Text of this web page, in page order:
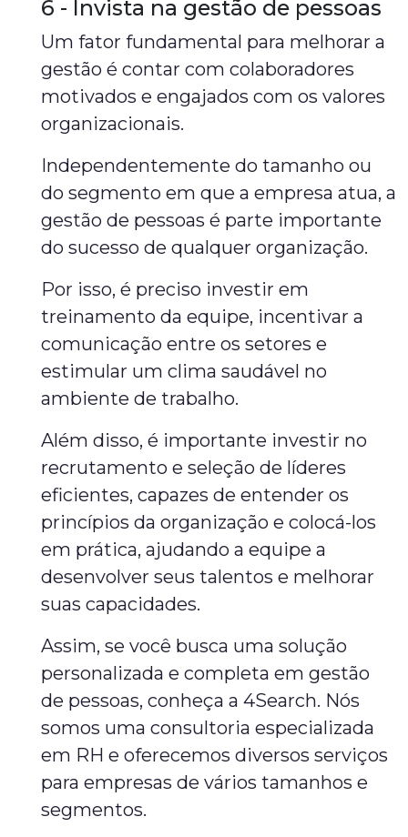
6 - Invista na gestão de pessoas
Um fator fundamental para melhorar a
gestão é contar com colaboradores
motivados e engajados com os valores
organizacionais.
Independentemente do tamanho ou
do segmento em que a empresa atua, a
gestão de pessoas é parte importante
do sucesso de qualquer organização.
Por isso, é preciso investir em
treinamento da equipe, incentivar a
comunicação entre os setores e
estimular um clima saudável no
ambiente de trabalho.
Além disso, é importante investir no
recrutamento e seleção de líderes
eficientes, capazes de entender os
princípios da organização e colocá-los
em prática, ajudando a equipe a
desenvolver seus talentos e melhorar
suas capacidades.
Assim, se você busca uma solução
personalizada e completa em gestão
de pessoas, conheça a 4Search. Nós
somos uma consultoria especializada
em RH e oferecemos diversos serviços
para empresas de vários tamanhos e
segmentos.